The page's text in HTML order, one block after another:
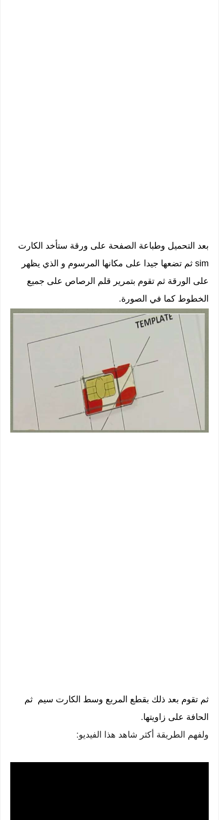
بعد التحميل وطباعة الصفحة على ورقة ستأخد الكارت
sim ثم تضعها جيدا على مكانها المرسوم و الذي يظهر
على الورقة ثم تقوم بتمرير قلم الرصاص على جميع
الخطوط كما في الصورة.
ثم تقوم بعد ذلك بقطع المربع وسط الكارت سيم ثم
الحافة على زاويتها.
ولفهم الطريقة أكثر شاهد هذا الفيديو: